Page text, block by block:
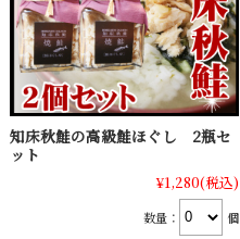
知床秋鮭の高級鮭ほぐし 2瓶セ
ット
¥1,280(税込)
数量： 個